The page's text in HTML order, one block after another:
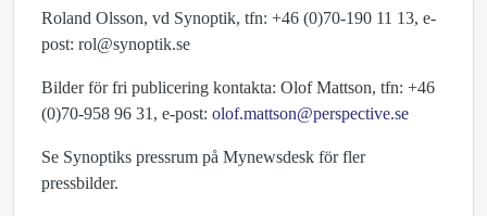
Roland Olsson, vd Synoptik, tfn: +46 (0)70-190 11 13, e-
post: rol@synoptik.se
Bilder för fri publicering kontakta: Olof Mattson, tfn: +46
(0)70-958 96 31, e-post: olof.mattson@perspective.se
Se Synoptiks pressrum på Mynewsdesk för fler
pressbilder.